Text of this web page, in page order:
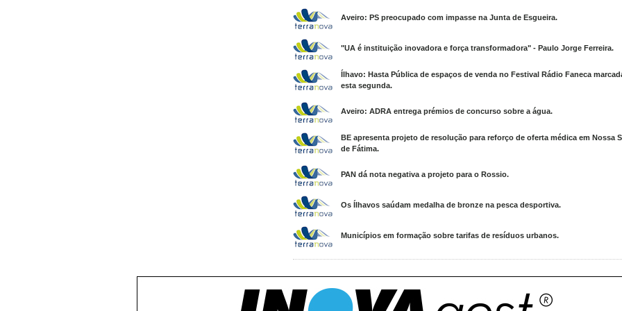
Aveiro: PS preocupado com impasse na Junta de Esgueira.
"UA é instituição inovadora e força transformadora" - Paulo Jorge Ferreira.
Ílhavo: Hasta Pública de espaços de venda no Festival Rádio Faneca
esta segunda.
Aveiro: ADRA entrega prémios de concurso sobre a água.
BE apresenta projeto de resolução para reforço de oferta médica em Nossa
de Fátima.
PAN dá nota negativa a projeto para o Rossio.
Os Ílhavos saúdam medalha de bronze na pesca desportiva.
Municípios em formação sobre tarifas de resíduos urbanos.